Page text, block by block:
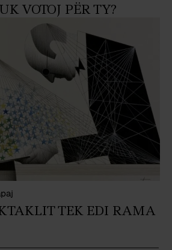
VOTOJ PËR TY?
TEK EDI RAMA